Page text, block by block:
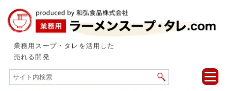
業務用スープ・タレを活用した
売れる開発
toggle